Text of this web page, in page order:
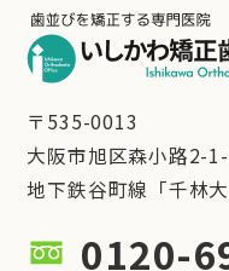
〒535-0013
大阪市旭区森小路2-
地下鉄谷町線「千林
0120-